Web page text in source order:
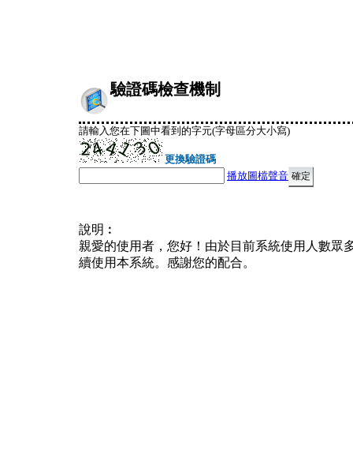
驗證碼檢查機制
請輸入您在下圖中看到的字元(字母區分大小寫)
更換驗證碼
播放圖檔聲音
說明︰
親愛的使用者，您好！由於目前系統使用人數眾
續使用本系統。感謝您的配合。